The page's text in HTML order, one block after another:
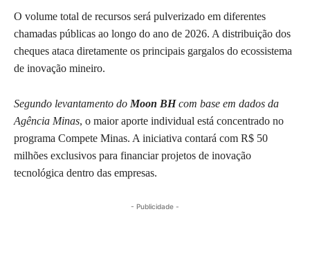
O volume total de recursos será pulverizado em diferentes
chamadas públicas ao longo do ano de 2026. A distribuição dos
cheques ataca diretamente os principais gargalos do ecossistema
de inovação mineiro.
Segundo levantamento do Moon BHcom base em dados da
Agência Minas, o maior aporte individual está concentrado no
programa Compete Minas. A iniciativa contará com R$ 50
milhões exclusivos para financiar projetos de inovação
tecnológica dentro das empresas.
- Publicidade -